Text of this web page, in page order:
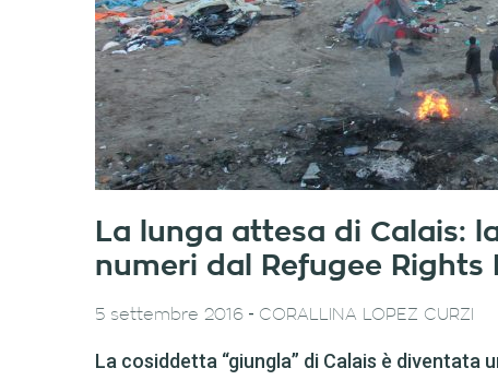
La lunga attesa di Calais:
numeri dal Refugee Rights
5 settembre 2016 - CORALLINA LOPEZ CURZI
La cosiddetta “giungla” di Calais è diventata